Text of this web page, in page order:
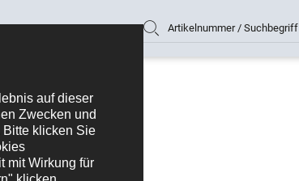
Artikelnummer / Suchbegriff